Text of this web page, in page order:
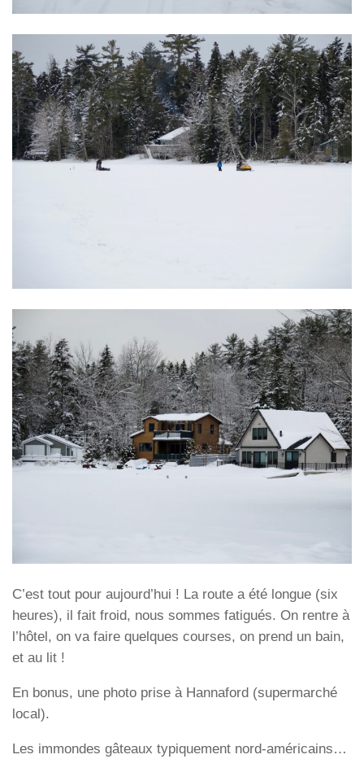
C’est tout pour aujourd’hui ! La route a été longue (six
heures), il fait froid, nous sommes fatigués. On rentre à
l’hôtel, on va faire quelques courses, on prend un bain,
et au lit !
En bonus, une photo prise à Hannaford (supermarché
local).
Les immondes gâteaux typiquement nord-américains…